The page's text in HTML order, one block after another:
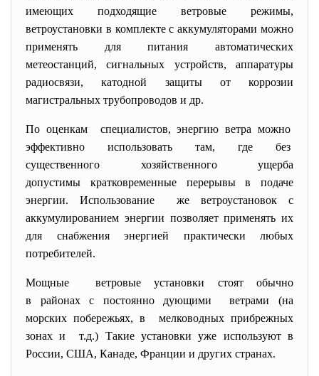
имеющих подходящие ветровые режимы,
ветроустановки в комплекте с аккумуляторами можно
применять для питания автоматических
метеостанций, сигнальных устройств, аппаратуры
радиосвязи, катодной защиты от коррозии
магистральных трубопроводов и др.
По оценкам специалистов, энергию ветра можно
эффективно использовать там, где без
существенного хозяйственного ущерба
допустимы кратковременные перерывы в подаче
энергии. Использование же ветроустановок с
аккумулированием энергии позволяет применять их
для снабжения энергией практически любых
потребителей.
Мощные ветровые установки стоят обычно
в районах с постоянно дующими ветрами (на
морских побережьях, в мелководных прибрежных
зонах и т.д.) Такие установки уже используют в
России, США, Канаде, Франции и других странах.